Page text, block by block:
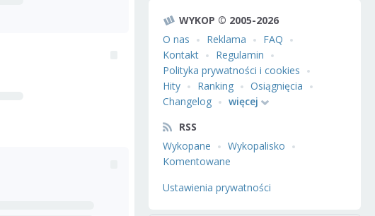
WYKOP © 2005-2026
O nas
Reklama
FAQ
Kontakt
Regulamin
Polityka prywatności i cookies
Hity
Ranking
Osiągnięcia
Changelog
więcej
RSS
Wykopane
Wykopalisko
Komentowane
Ustawienia prywatności